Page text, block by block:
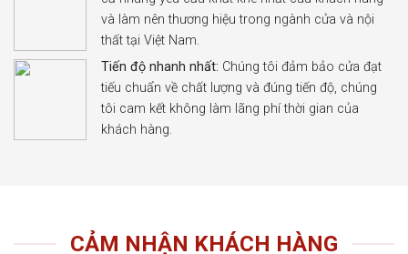
và làm nên thương hiệu trong ngành cửa và nội
thất tại Việt Nam.
Tiến độ nhanh nhất: Chúng tôi đảm bảo cửa đạt
tiếu chuẩn về chất lượng và đúng tiến độ, chúng
tôi cam kết không làm lãng phí thời gian của
khách hàng.
CẢM NHẬN KHÁCH HÀNG